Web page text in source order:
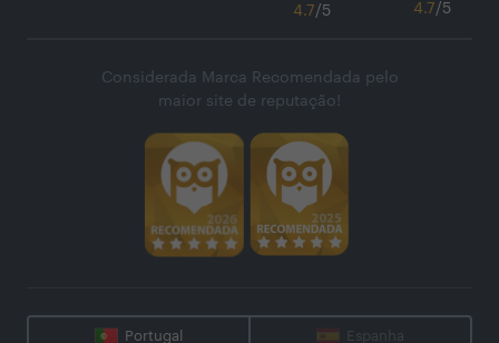
4.7/5 4.7/5
Considerada Marca Recomendada pelo
maior site de reputação!
Portugal Espanha